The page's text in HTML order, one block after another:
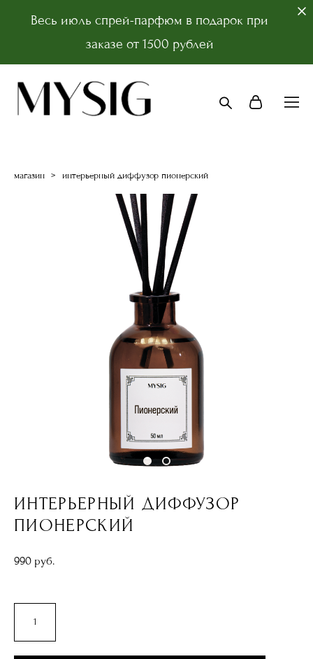
Весь июль спрей-парфюм в подарок при
заказе от 1500 рублей
магазин > интерьерный диффузор пионерский
ИНТЕРЬЕРНЫЙ ДИФФУЗОР
ПИОНЕРСКИЙ
990 pуб.